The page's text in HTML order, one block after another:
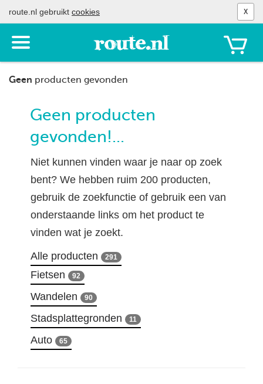
route.nl gebruikt cookies X
Toon
het
menu
Geen producten gevonden
Geen producten
gevonden!...
Niet kunnen vinden waar je naar op zoek
bent? We hebben ruim 200 producten,
gebruik de zoekfunctie of gebruik een van
onderstaande links om het product te
vinden wat je zoekt.
Alle producten 291
Fietsen 92
Wandelen 90
Stadsplattegronden 11
Auto 65